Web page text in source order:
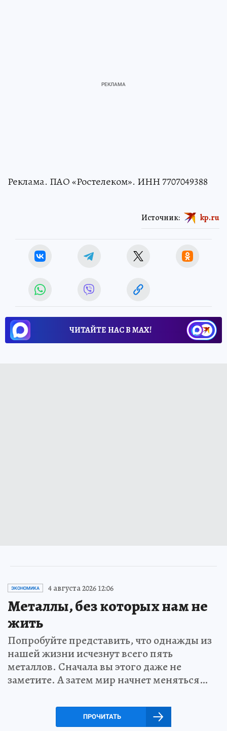
Реклама. ПАО «Ростелеком». ИНН 7707049388
Источник: kp.ru
ЧИТАЙТЕ НАС В МАХ!
ЭКОНОМИКА 4 августа 2026 12:06
Металлы, без которых нам не
жить
Попробуйте представить, что однажды из
нашей жизни исчезнут всего пять
металлов. Сначала вы этого даже не
заметите. А затем мир начнет меняться…
ПРОЧИТАТЬ